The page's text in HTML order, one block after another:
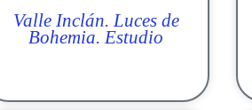
Valle Inclán. Luces de
Bohemia. Estudio